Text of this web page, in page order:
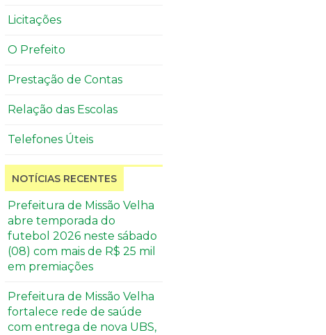
Licitações
O Prefeito
Prestação de Contas
Relação das Escolas
Telefones Úteis
NOTÍCIAS RECENTES
Prefeitura de Missão Velha
abre temporada do
futebol 2026 neste sábado
(08) com mais de R$ 25 mil
em premiações
Prefeitura de Missão Velha
fortalece rede de saúde
com entrega de nova UBS,